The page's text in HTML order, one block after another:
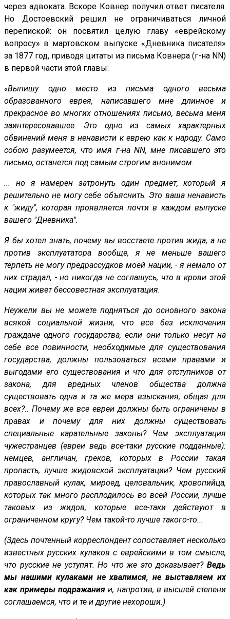
через адвоката. Вскоре Ковнер получил ответ писателя.
Но Достоевский решил не ограничиваться личной
перепиской: он посвятил целую главу «еврейскому
вопросу» в мартовском выпуске «Дневника писателя»
за 1877 год, приводя цитаты из письма Ковнера (г-на NN)
в первой части этой главы:
«Выпишу одно место из письма одного весьма
образованного еврея, написавшего мне длинное и
прекрасное во многих отношениях письмо, весьма меня
заинтересовавшее. Это одно из самых характерных
обвинений меня в ненависти к еврею как к народу. Само
собою разумеется, что имя г-на NN, мне писавшего это
письмо, останется под самым строгим анонимом.
... но я намерен затронуть один предмет, который я
решительно не могу себе объяснить. Это ваша ненависть
к "жиду", которая проявляется почти в каждом выпуске
вашего "Дневника".
Я бы хотел знать, почему вы восстаете против жида, а не
против эксплуататора вообще, я не меньше вашего
терпеть не могу предрассудков моей нации, - я немало от
них страдал, - но никогда не соглашусь, что в крови этой
нации живет бессовестная эксплуатация.
Неужели вы не можете подняться до основного закона
всякой социальной жизни, что все без исключения
граждане одного государства, если они только несут на
себе все повинности, необходимые для существования
государства, должны пользоваться всеми правами и
выгодами его существования и что для отступников от
закона, для вредных членов общества должна
существовать одна и та же мера взыскания, общая для
всех?.. Почему же все евреи должны быть ограничены в
правах и почему для них должны существовать
специальные карательные законы? Чем эксплуатация
чужестранцев (евреи ведь все-таки русские подданные):
немцев, англичан, греков, которых в России такая
пропасть, лучше жидовской эксплуатации? Чем русский
православный кулак, мироед, целовальник, кровопийца,
которых так много расплодилось во всей России, лучше
таковых из жидов, которые все-таки действуют в
ограниченном кругу? Чем такой-то лучше такого-то...
(Здесь почтенный корреспондент сопоставляет несколько
известных русских кулаков с еврейскими в том смысле,
что русские не уступят. Но что же это доказывает? Ведь
мы нашими кулаками не хвалимся, не выставляем их
как примеры подражания и, напротив, в высшей степени
соглашаемся, что и те и другие нехороши.)